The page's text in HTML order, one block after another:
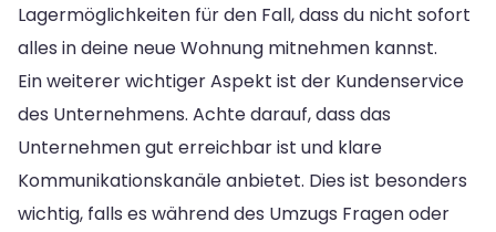
Lagermöglichkeiten für den Fall, dass du nicht sofort
alles in deine neue Wohnung mitnehmen kannst.
Ein weiterer wichtiger Aspekt ist der Kundenservice
des Unternehmens. Achte darauf, dass das
Unternehmen gut erreichbar ist und klare
Kommunikationskanäle anbietet. Dies ist besonders
wichtig, falls es während des Umzugs Fragen oder